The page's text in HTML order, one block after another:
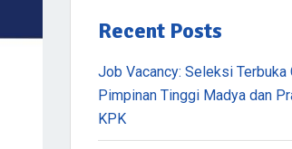
Recent Posts
Job Vacancy: Seleksi Terbuka
Pimpinan Tinggi Madya dan
KPK